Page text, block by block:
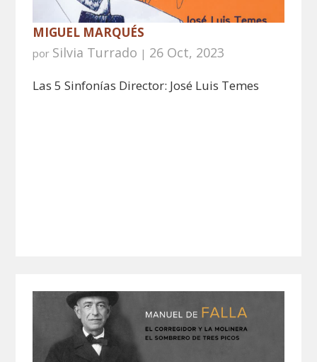
MIGUEL MARQUÉS
por Silvia Turrado | 26 Oct, 2023
Las 5 Sinfonías Director: José Luis Temes